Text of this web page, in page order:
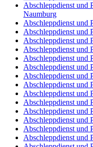
Abschleppdienst und
Naumburg
Abschleppdienst und
Abschleppdienst und
Abschleppdienst und
Abschleppdienst und
Abschleppdienst und
Abschleppdienst und
Abschleppdienst und
Abschleppdienst und
Abschleppdienst und
Abschleppdienst und
Abschleppdienst und
Abschleppdienst und
Abschleppdienst und
Abschleppdienst und